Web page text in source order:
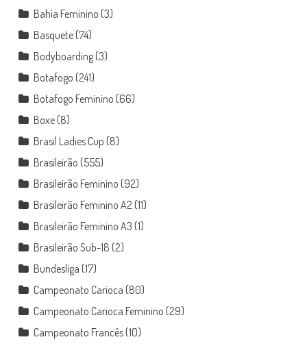
Bahia Feminino (3)
Basquete(74)
Bodyboarding(3)
Botafogo (241)
Botafogo Feminino (66)
Boxe(8)
Brasil Ladies Cup (8)
Brasileirão (555)
Brasileirão Feminino (92)
Brasileirão Feminino A2(11)
Brasileirão Feminino A3 (1)
Brasileirão Sub-18 (2)
Bundesliga (17)
Campeonato Carioca (80)
Campeonato Carioca Feminino (29)
Campeonato Francês(10)